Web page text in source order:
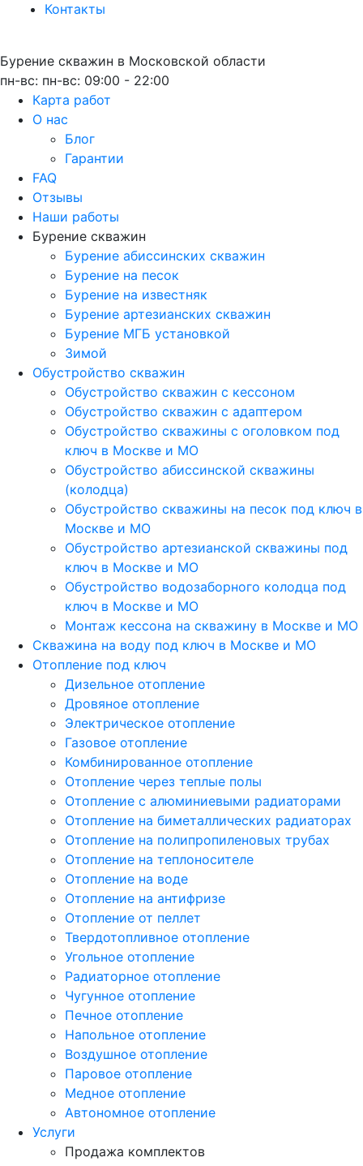
Контакты
Бурение скважин в Московской области
пн-вс: пн-вс: 09:00 - 22:00
Карта работ
О нас
Блог
Гарантии
FAQ
Отзывы
Наши работы
Бурение скважин
Бурение абиссинских скважин
Бурение на песок
Бурение на известняк
Бурение артезианских скважин
Бурение МГБ установкой
Зимой
Обустройство скважин
Обустройство скважин с кессоном
Обустройство скважин с адаптером
Обустройство скважины с оголовком под
ключ в Москве и МО
Обустройство абиссинской скважины
(колодца)
Обустройство скважины на песок под ключ в
Москве и МО
Обустройство артезианской скважины под
ключ в Москве и МО
Обустройство водозаборного колодца под
ключ в Москве и МО
Монтаж кессона на скважину в Москве и МО
Скважина на воду под ключ в Москве и МО
Отопление под ключ
Дизельное отопление
Дровяное отопление
Электрическое отопление
Газовое отопление
Комбинированное отопление
Отопление через теплые полы
Отопление с алюминиевыми радиаторами
Отопление на биметаллических радиаторах
Отопление на полипропиленовых трубах
Отопление на теплоносителе
Отопление на воде
Отопление на антифризе
Отопление от пеллет
Твердотопливное отопление
Угольное отопление
Радиаторное отопление
Чугунное отопление
Печное отопление
Напольное отопление
Воздушное отопление
Паровое отопление
Медное отопление
Автономное отопление
Услуги
Продажа комплектов